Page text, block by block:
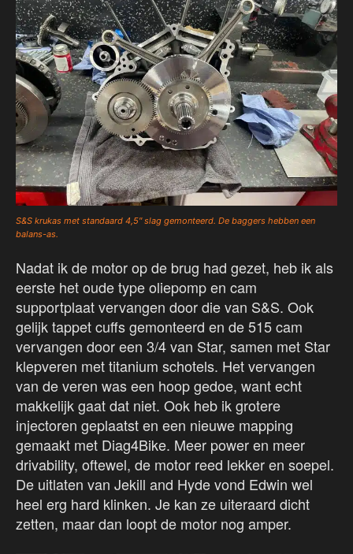
S&S krukas met standaard 4,5″ slag gemonteerd. De baggers hebben een
balans-as.
Nadat ik de motor op de brug had gezet, heb ik als
eerste het oude type oliepomp en cam
supportplaat vervangen door die van S&S. Ook
gelijk tappet cuffs gemonteerd en de 515 cam
vervangen door een 3/4 van Star, samen met Star
klepveren met titanium schotels. Het vervangen
van de veren was een hoop gedoe, want echt
makkelijk gaat dat niet. Ook heb ik grotere
injectoren geplaatst en een nieuwe mapping
gemaakt met Diag4Bike. Meer power en meer
drivability, oftewel, de motor reed lekker en soepel.
De uitlaten van Jekill and Hyde vond Edwin wel
heel erg hard klinken. Je kan ze uiteraard dicht
zetten, maar dan loopt de motor nog amper.